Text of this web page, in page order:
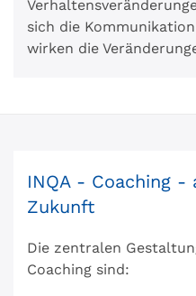
sich die
wirken die
INQA - Coaching
Zukunft
Die zentralen
Coaching sind: